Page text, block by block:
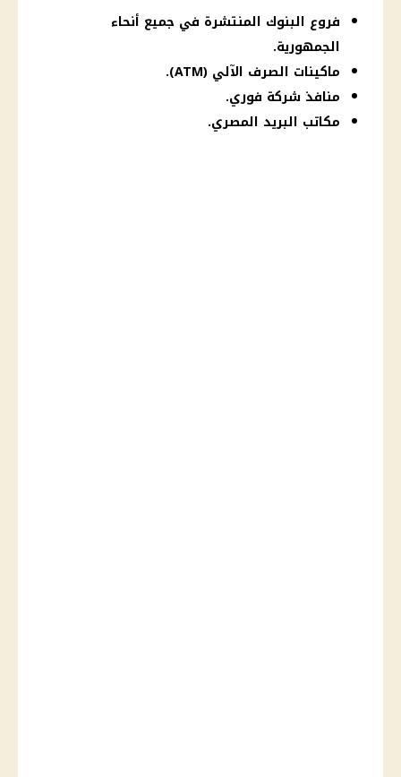
فروع البنوك المنتشرة في جميع أنحاء
الجمهورية.
ماكينات الصرف الآلي (ATM).
منافذ شركة فوري.
مكاتب البريد المصري.